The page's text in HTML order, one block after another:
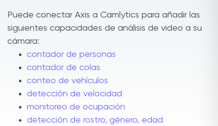
Puede conectar Axis a Camlytics para añadir las
siguientes capacidades de análisis de video a su
cámara:
contador de personas
contador de colas
conteo de vehículos
detección de velocidad
monitoreo de ocupación
detección de rostro, género, edad